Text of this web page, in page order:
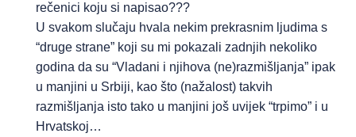
rečenici koju si napisao???
U svakom slučaju hvala nekim prekrasnim ljudima s
“druge strane” koji su mi pokazali zadnjih nekoliko
godina da su “Vladani i njihova (ne)razmišljanja” ipak
u manjini u Srbiji, kao što (nažalost) takvih
razmišljanja isto tako u manjini još uvijek “trpimo” i u
Hrvatskoj…